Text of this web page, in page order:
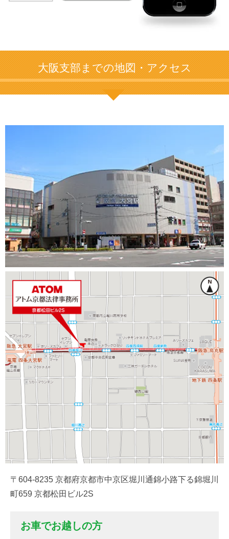
大阪支部までの地図・アクセス
〒604-8235 京都府京都市中京区堀川通錦小路下る錦堀川
町659 京都松田ビル2S
お車でお越しの方